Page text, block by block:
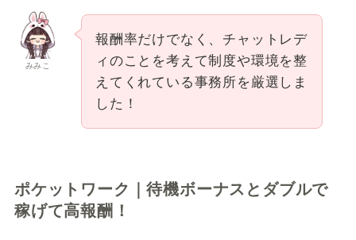
みみこ
報酬率だけでなく、チャットレデ
ィのことを考えて制度や環境を整
えてくれている事務所を厳選しま
した！
ポケットワーク｜待機ボーナスとダブルで
稼げて高報酬！